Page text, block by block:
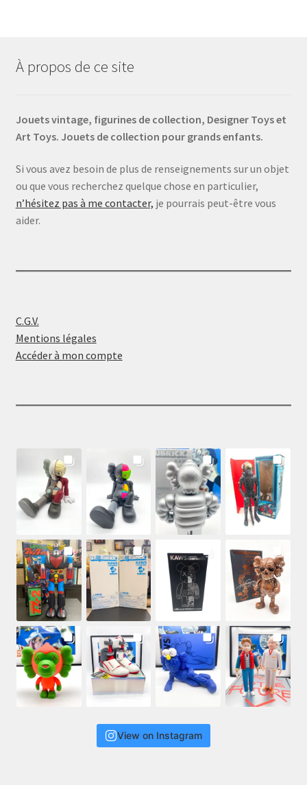
À propos de ce site
Jouets vintage, figurines de collection, Designer Toys et
Art Toys. Jouets de collection pour grands enfants.
Si vous avez besoin de plus de renseignements sur un objet
ou que vous recherchez quelque chose en particulier,
n’hésitez pas à me contacter, je pourrais peut-être vous
aider.
C.G.V.
Mentions légales
Accéder à mon compte
View on Instagram